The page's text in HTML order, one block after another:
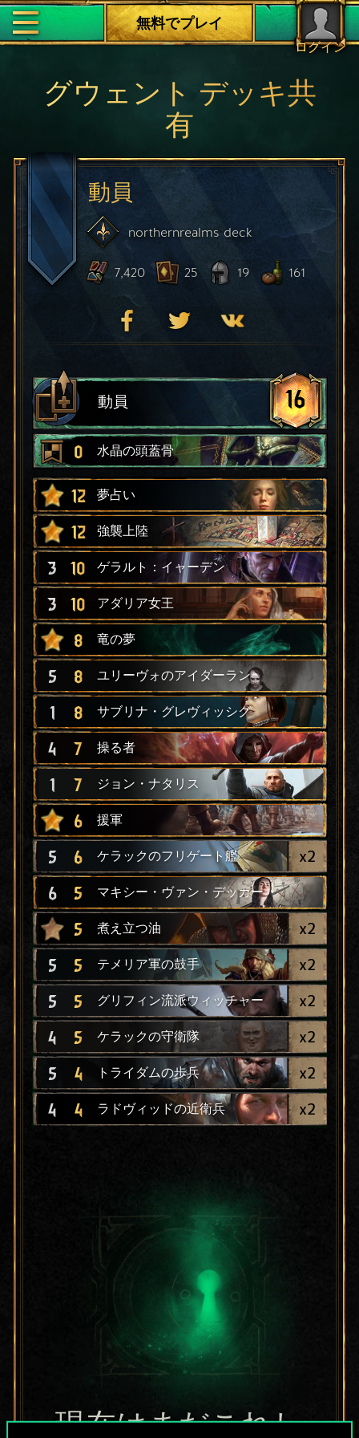
ログイン
無料でプレイ
グウェント デッキ共
有
動員
northernrealmsdeck
7,420 25 19 161
動員 16
0 水晶の頭蓋骨
12 夢占い
12 強襲上陸
3 10 ゲラルト：イャーデン
3 10 アダリア女王
8 竜の夢
5 8 ユリーヴォのアイダーラン
1 8 サブリナ・グレヴィッシグ
4 7 操る者
1 7 ジョン・ナタリス
6 援軍
5 6 ケラックのフリゲート艦 x2
6 5 マキシー・ヴァン・デッカー
5 煮え立つ油 x2
5 5 テメリア軍の鼓手 x2
5 5 グリフィン流派ウィッチャー x2
4 5 ケラックの守衛隊 x2
5 4 トライダムの歩兵 x2
4 4 ラドヴィッドの近衛兵 x2
現在はまだこれし